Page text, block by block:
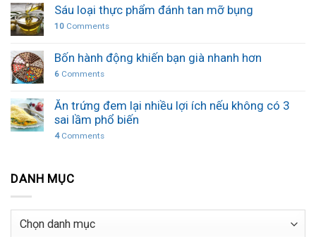
Sáu loại thực phẩm đánh tan mỡ bụng
10 Comments
Bốn hành động khiến bạn già nhanh hơn
6 Comments
Ăn trứng đem lại nhiều lợi ích nếu không có 3
sai lầm phổ biến
4Comments
DANH MỤC
Danh